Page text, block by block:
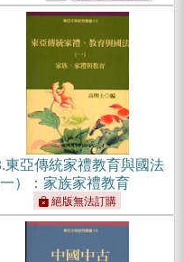
東亞傳統家禮教育與國法
一）：家族家禮教育
絕版無法訂購